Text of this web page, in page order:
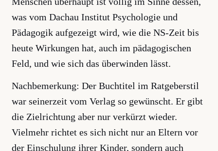
was vom Dachau Institut Psychologie und
Pädagogik aufgezeigt wird, wie die NS-Zeit bis
heute Wirkungen hat, auch im pädagogischen
Feld, und wie sich das überwinden lässt.
Nachbemerkung: Der Buchtitel im Ratgeberstil
war seinerzeit vom Verlag so gewünscht. Er gibt
die Zielrichtung aber nur verkürzt wieder.
Vielmehr richtet es sich nicht nur an Eltern vor
der Einschulung ihrer Kinder, sondern auch